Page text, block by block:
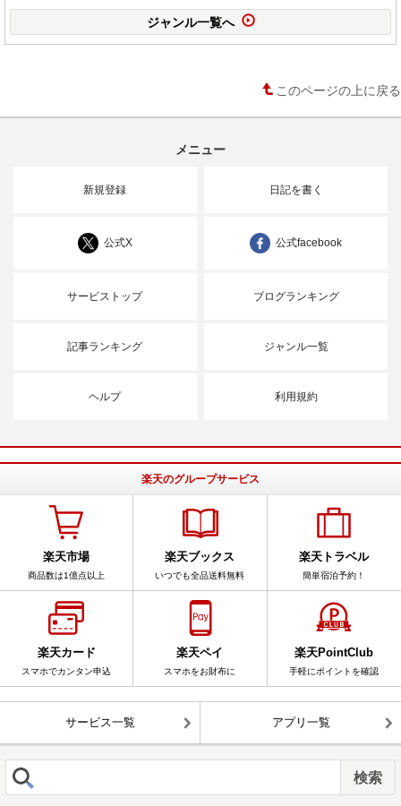
ジャンル一覧へ
このページの上に戻る
メニュー
新規登録 日記を書く
公式X 公式facebook
サービストップ ブログランキング
記事ランキング ジャンル一覧
ヘルプ 利用規約
楽天のグループサービス
楽天市場
商品数は1億点以上
楽天ブックス
いつでも全品送料無料
楽天トラベル
簡単宿泊予約！
楽天カード
スマホでカンタン申込
楽天ペイ
スマホをお財布に
楽天PointClub
手軽にポイントを確認
サービス一覧 アプリ一覧